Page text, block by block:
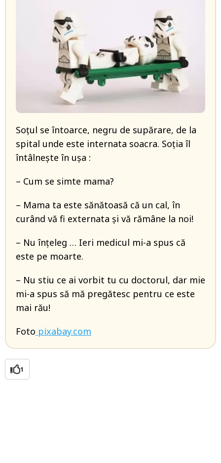
Soțul se întoarce, negru de supărare, de la
spital unde este internata soacra. Soția îl
întâlnește în ușa :
– Cum se simte mama?
– Mama ta este sănătoasă că un cal, în
curând vă fi externata și vă rămâne la noi!
– Nu înțeleg … Ieri medicul mi-a spus că
este pe moarte.
– Nu stiu ce ai vorbit tu cu doctorul, dar mie
mi-a spus să mă pregătesc pentru ce este
mai rău!
Foto pixabay.com
1